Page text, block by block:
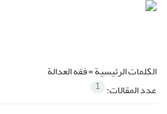
الكلمات الرئيسية =فقه العدالة
عدد المقالات: 1